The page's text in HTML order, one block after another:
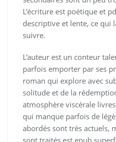
L’écriture est poétique et
descriptive et lente, ce qui
suivre.
L’auteur est un conteur
parfois emporter par ses
roman qui explore avec
solitude et de la
atmosphère viscérale
qui manque parfois de
abordés sont très actuels,
sont traités est epub